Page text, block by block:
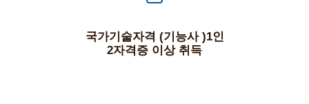
국가기술자격 (기능사 )1인
2자격증 이상 취득